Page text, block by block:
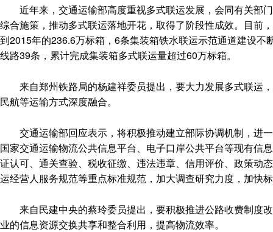
近年来，交通运输部高度重视多式联运发展，会同有关部
综合施策，推动多式联运落地开花，取得了阶段性成效。目前
到2015年的236.6万标箱，6条集装箱铁水联运示范通道建设
线路39条，累计完成集装箱多式联运量超过60万标箱。
来自郑州铁路局的杨建祥委员提出，要大力发展多式联运
民航等运输方式深度融合。
交通运输部回应表示，将积极推动建立部际协调机制，进
国家交通运输物流公共信息平台、电子口岸公共平台等现有信
证认可、通关查验、税收征缴、违法违章、信用评价、政策动
运经营人服务规范等重点标准规范，加大调查研究力度，加快
来自民建中央的蔡玲委员提出，要积极推进公路收费制度
业的信息资源交换共享和整合利用，提高物流效率。